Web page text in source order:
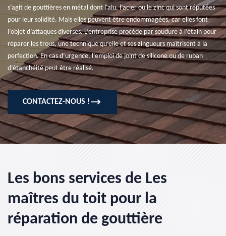
s’agit de gouttières en métal dont l'alu, l’acier ou le zinc qui sont réputées
pour leur solidité. Mais elles peuvent être endommagées, car elles font
l’objet d’attaques diverses. L’entreprise procède par soudure à l’étain pour
réparer les trous, une technique qu’elle et ses zingueurs maîtrisent à la
perfection. En cas d’urgence, l’emploi de joint de silicone ou de ruban
d’étanchéité peut être réalisé.
CONTACTEZ-NOUS !
Les bons services de Les
maîtres du toit pour la
réparation de gouttière